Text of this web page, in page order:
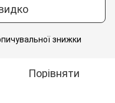
знижки
Порівняти